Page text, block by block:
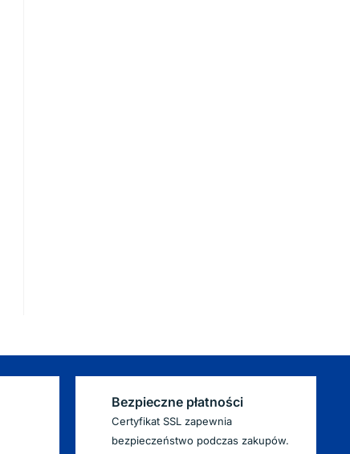
Bezpieczne płatności
Certyfikat SSL zapewnia
bezpieczeństwo podczas zakupów.